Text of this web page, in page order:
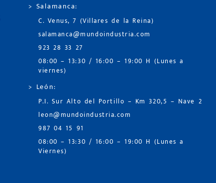
> Salamanca:
C. Venus, 7 (Villares de la Reina)
salamanca@mundoindustria.com
923 28 33 27
08:00 – 13:30 / 16:00 – 19:00 H (Lunes a
viernes)
> León:
P.I. Sur Alto del Portillo – Km 320,5 – Nave 2
leon@mundoindustria.com
987 04 15 91
08:00 – 13:30 / 16:00 – 19:00 H (Lunes a
Viernes)